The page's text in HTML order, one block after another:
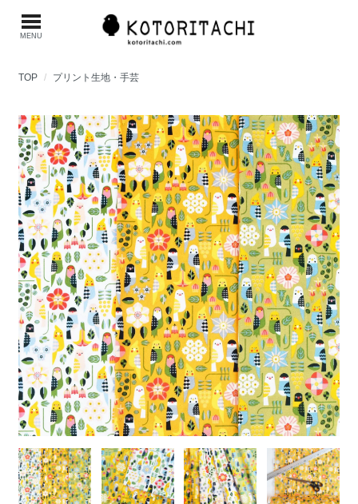
MENU
TOP プリント生地・手芸